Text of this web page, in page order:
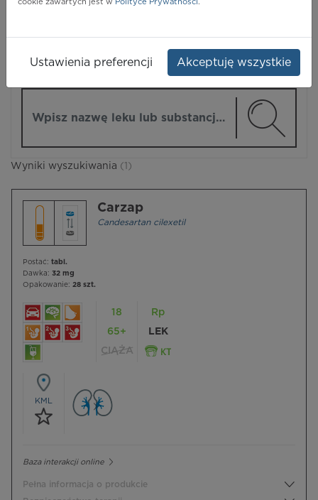
Wyniki wyszukiwania (1)
Carzap
Candesartan cilexetil
Postać: tabl.
Dawka: 32 mg
Opakowanie: 28 szt.
18
65+
CIĄŻA
Rp
LEK
KML
Baza interakcji online
Pełna informacja o produkcie
cookie zawartych jest w Polityce Prywatności.
Ustawienia preferencji Akceptuję wszystkie